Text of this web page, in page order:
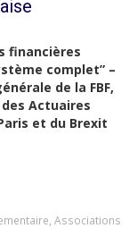
financières
complet” –
de la FBF,
Actuaires
et du Brexit
Associations